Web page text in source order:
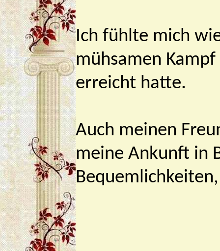
Ich fühlte mich
mühsamen
erreicht hatte.
Auch meinen
meine Ankunft in